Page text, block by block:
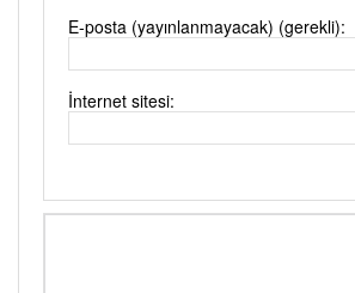
E-posta (yayınlanmayacak) (gerekli):
İnternet sitesi: